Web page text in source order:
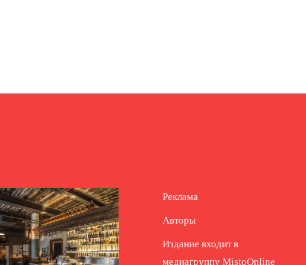
Реклама
Авторы
Издание входит в
медиагруппу MistoOnline